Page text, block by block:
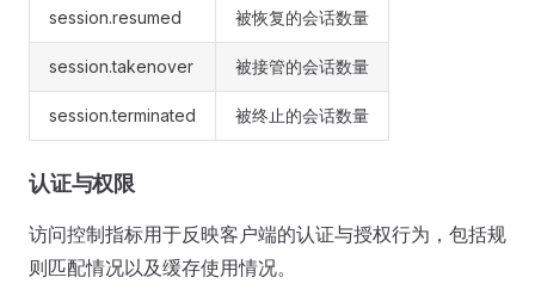
session.resumed 被恢复的会话数量
session.takenover 被接管的会话数量
session.terminated 被终止的会话数量
认证与权限
访问控制指标用于反映客户端的认证与授权行为，包括规
则匹配情况以及缓存使用情况。